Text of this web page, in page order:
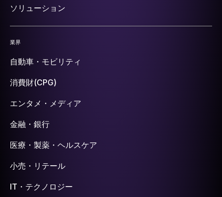
ソリューション
業界
自動車・モビリティ
消費財(CPG)
エンタメ・メディア
金融・銀行
医療・製薬・ヘルスケア
小売・リテール
IT・テクノロジー